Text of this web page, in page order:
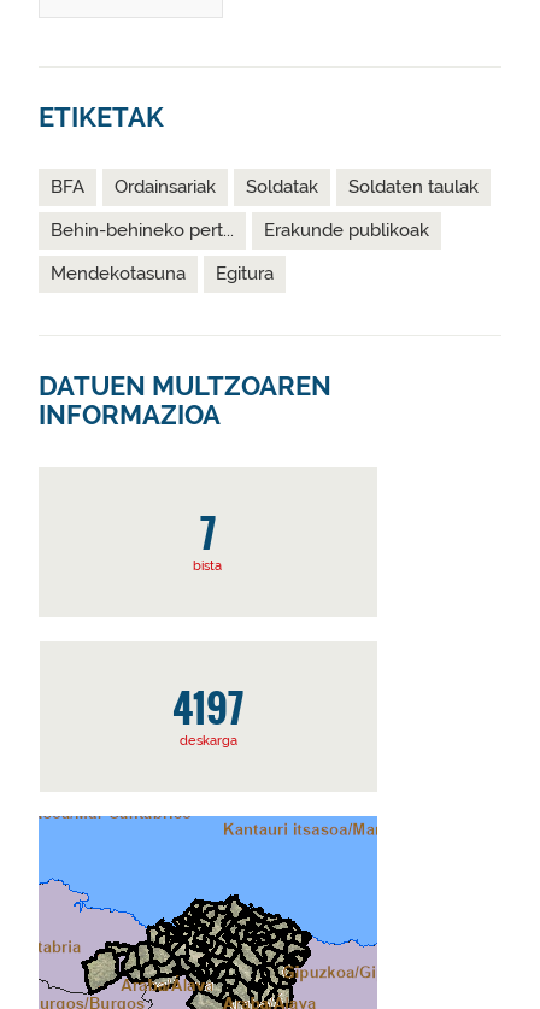
ETIKETAK
BFA Ordainsariak Soldatak
Soldaten taulak
Behin-behineko pert...
Erakunde publikoak
Mendekotasuna
Egitura
DATUEN MULTZOAREN
INFORMAZIOA
7
bista
4197
deskarga